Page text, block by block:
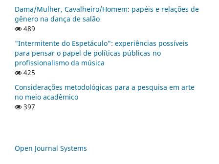
Dama/Mulher, Cavalheiro/Homem: papéis e relações de
gênero na dança de salão
489
"Intermitente do Espetáculo": experiências possíveis
para pensar o papel de políticas públicas no
profissionalismo da música
425
Considerações metodológicas para a pesquisa em arte
no meio acadêmico
397
Open Journal Systems